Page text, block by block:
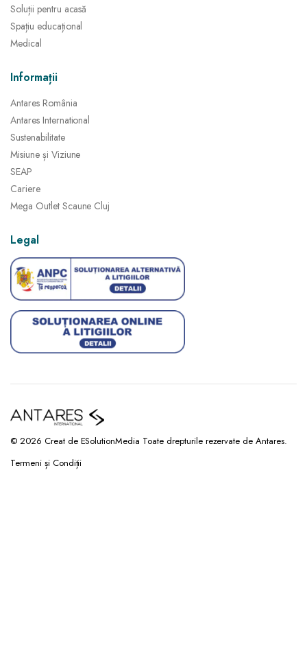
Soluții pentru acasă
Spațiu educațional
Medical
Informații
Antares România
Antares International
Sustenabilitate
Misiune și Viziune
SEAP
Cariere
Mega Outlet Scaune Cluj
Legal
© 2026 Creat de ESolutionMedia Toate drepturile rezervate de Antares.
Termeni și Condiții